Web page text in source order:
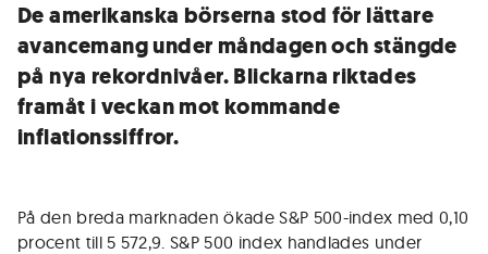
De amerikanska börserna stod för lättare
avancemang under måndagen och stängde
på nya rekordnivåer. Blickarna riktades
framåt i veckan mot kommande
inflationssiffror.
På den breda marknaden ökade S&P 500-index med 0,10
procent till 5 572,9. S&P 500 index handlades under